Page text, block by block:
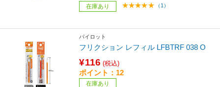
在庫あり （1）
パイロット
フリクション レフィル LFBTRF 038 O
¥116 (税込)
ポイント：12
在庫あり